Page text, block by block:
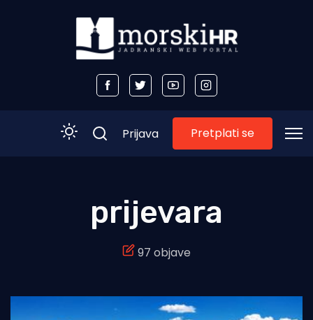
Prijava Pretplati se
prijevara
97 objave